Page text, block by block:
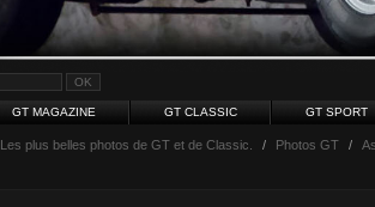
GT MAGAZINE GT CLASSIC GT SPORT
Les plus belles photos de GT et de Classic. / Photos GT /